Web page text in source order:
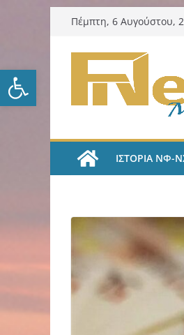
Ανοίξτε τη
Μετάβαση
περιεχόμενο
Πέμπτη, 6 Αυγούστου,
ΙΣΤΟΡΙΑ ΝΦ-